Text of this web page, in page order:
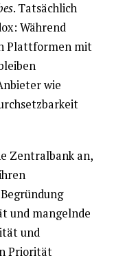
. Tatsächlich
Während
Plattformen mit
wie
Zentralbank an,
und mangelnde
und
Priorität